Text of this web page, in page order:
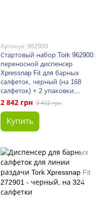
Артикул: 962900
Стартовый набор Tork 962900:
переносной диспенсер
Xpressnap Fit для барных
салфеток, черный (на 168
салфеток) + 2 упаковки
салфеток
2 842 грн 3 411 грн
Купить